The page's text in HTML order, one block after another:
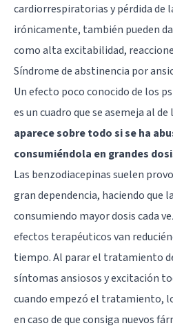
cardiorrespiratorias y pérdida de
irónicamente, también pueden
como alta excitabilidad,
Síndrome de abstinencia por
Un efecto poco conocido de los
es un cuadro que se asemeja al
aparece sobre todo si se ha
consumiéndola en grandes
Las benzodiacepinas suelen
gran dependencia, haciendo que
consumiendo mayor dosis cada
efectos terapéuticos van
tiempo. Al parar el tratamiento
síntomas ansiosos y excitación
cuando empezó el tratamiento,
en caso de que consiga nuevos